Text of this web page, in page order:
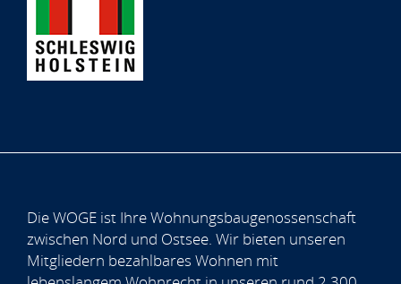
Die WOGE ist Ihre Wohnungsbaugenossenschaft
zwischen Nord und Ostsee. Wir bieten unseren
Mitgliedern bezahlbares Wohnen mit